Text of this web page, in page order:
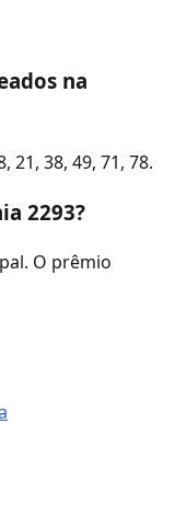
na
38, 49, 71, 78.
2293?
O prêmio